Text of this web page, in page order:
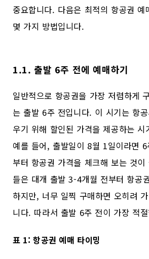
중요합니다. 다음은 최적의 항공권 예
몇 가지 방법입니다.
1.1. 출발 6주 전에 예매하기
일반적으로 항공권을 가장 저렴하게
는 출발 6주 전입니다. 이 시기는 항
우기 위해 할인된 가격을 제공하는 시
예를 들어, 출발일이 8월 1일이라면
부터 항공권 가격을 체크해 보는 것
들은 대개 출발 3-4개월 전부터 항공
하지만, 너무 일찍 구매하면 오히려
니다. 따라서 출발 6주 전이 가장 적
표 1: 항공권 예매 타이밍